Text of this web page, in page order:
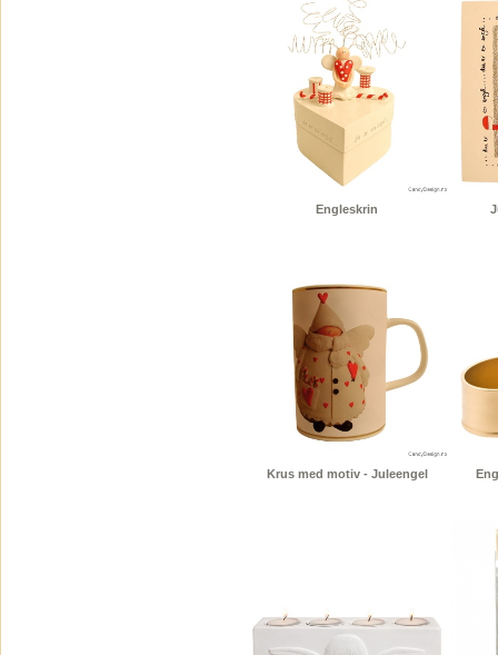
Engleskrin
Krus med motiv - Juleengel